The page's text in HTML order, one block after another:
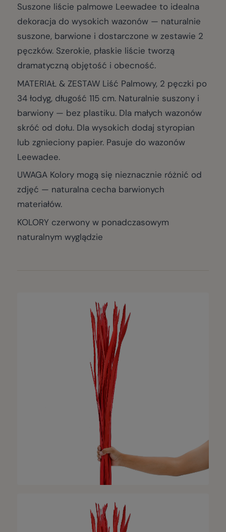
Suszone liście palmowe Leewadee to idealna
dekoracja do wysokich wazonów — naturalnie
suszone, barwione i dostarczone w zestawie 2
pęczków. Szerokie, płaskie liście tworzą
dramatyczną objętość i obecność.
MATERIAŁ & ZESTAW Liść Palmowy, 2 pęczki po
34 łodyg, długość 115 cm. Naturalnie suszony i
barwiony — bez plastiku. Dla małych wazonów
skróć od dołu. Dla wysokich dodaj styropian
lub zgnieciony papier. Pasuje do wazonów
Leewadee.
UWAGA Kolory mogą się nieznacznie różnić od
zdjęć — naturalna cecha barwionych
materiałów.
KOLORY czerwony w ponadczasowym
naturalnym wyglądzie